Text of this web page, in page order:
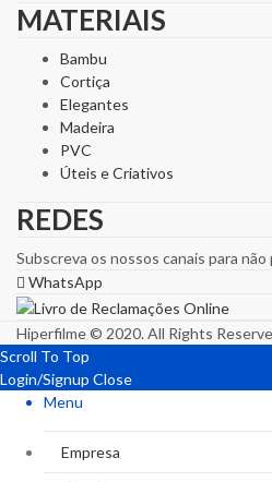
MATERIAIS
Bambu
Cortiça
Elegantes
Madeira
PVC
Úteis e Criativos
REDES
Subscreva os nossos canais para
WhatsApp
Hiperfilme © 2020. All Rights
Scroll To Top
Login/Signup Close
Menu
Empresa